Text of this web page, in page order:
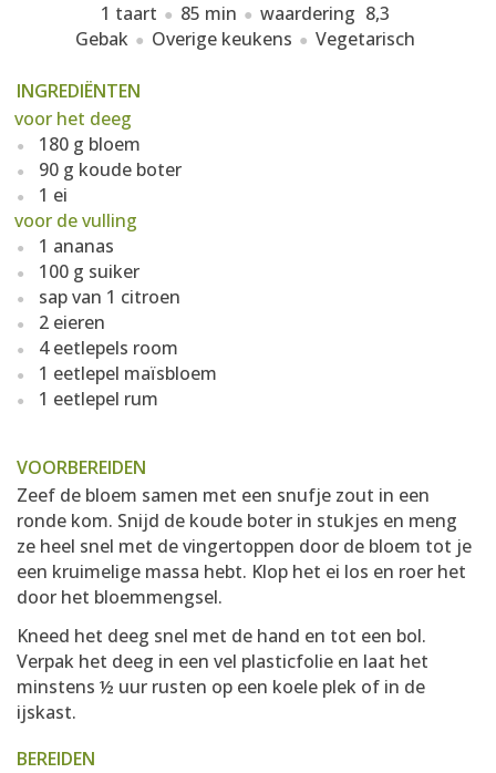
1 taart 85 min waardering 8,3
Gebak
Overige keukens Vegetarisch
INGREDIËNTEN
voor het deeg
180 g bloem
90 g koude boter
1 ei
voor de vulling
1 ananas
100 g suiker
sap van 1 citroen
2 eieren
4 eetlepels room
1 eetlepel maïsbloem
1 eetlepel rum
VOORBEREIDEN
Zeef de bloem samen met een snufje zout in een
ronde kom. Snijd de koude boter in stukjes en meng
ze heel snel met de vingertoppen door de bloem tot je
een kruimelige massa hebt. Klop het ei los en roer het
door het bloemmengsel.
Kneed het deeg snel met de hand en tot een bol.
Verpak het deeg in een vel plasticfolie en laat het
minstens ½ uur rusten op een koele plek of in de
ijskast.
BEREIDEN